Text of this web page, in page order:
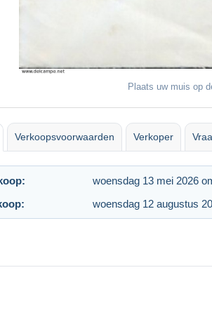
Plaats uw muis op
Verkoopsvoorwaarden Verkoper
woensdag 13 mei 2026
woensdag 12 augustus